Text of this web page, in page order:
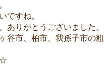
ですね。
ありがとうございました。
谷市、柏市、我孫子市の粗
☆